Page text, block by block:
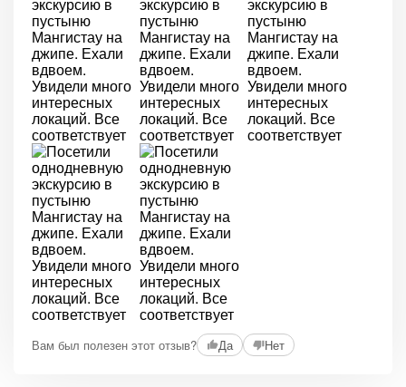
Вам был полезен этот отзыв? Да Нет